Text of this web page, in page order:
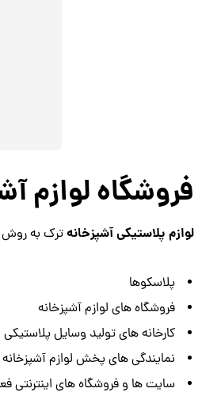
فروشگاه لوازم
لوازم پلاستیکی آشپزخانهترک به روش
پلاسکوها
فروشگاه های لوازم آشپزخانه
کارخانه های تولید وسایل پلاستیکی
نمایندگی های پخش لوازم
سایت ها و فروشگاه های اینترنتی